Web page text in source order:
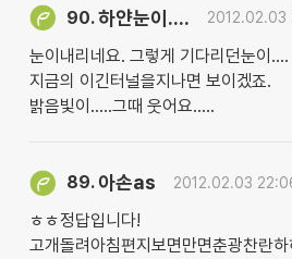
90.하얀눈이.... 2012.02.03
눈이내리네요. 그렇게 기다리던눈이....
지금의 이긴터널을지나면 보이겠죠.
밝음빛이.....그때 웃어요.....
89. 아손as 2012.02.03
ㅎㅎ정답입니다!
고개돌려아침편지보면만면춘광찬란